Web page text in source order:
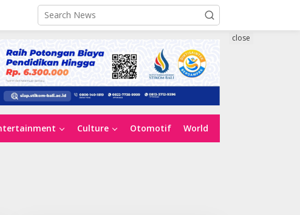
Culture Otomotif World
close